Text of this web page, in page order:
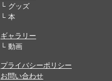
グッズ
本
ギャラリー
動画
プライバシーポリシー
お問い合わせ